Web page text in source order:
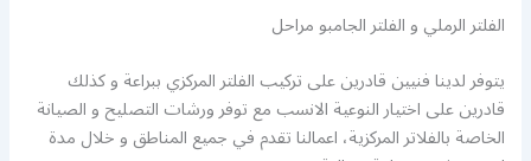
الفلتر الرملي و الفلتر الجامبو مراحل
يتوفر لدينا فنيين قادرين على تركيب الفلتر المركزي ببراعة و كذلك
قادرين على اختيار النوعية الانسب مع توفر ورشات التصليح و الصيانة
الخاصة بالفلاتر المركزية، اعمالنا تقدم في جميع المناطق و خلال مدة